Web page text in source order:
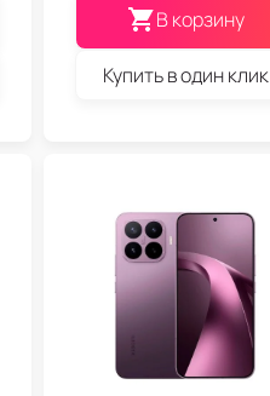
В корзину
Купить в один клик